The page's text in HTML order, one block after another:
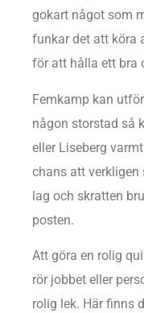
gokart något som
funkar det att köra
för att hålla ett bra
Femkamp kan
någon storstad så
eller Liseberg
chans att verkligen
lag och skratten
posten.
Att göra en rolig
rör jobbet eller
rolig lek. Här finns